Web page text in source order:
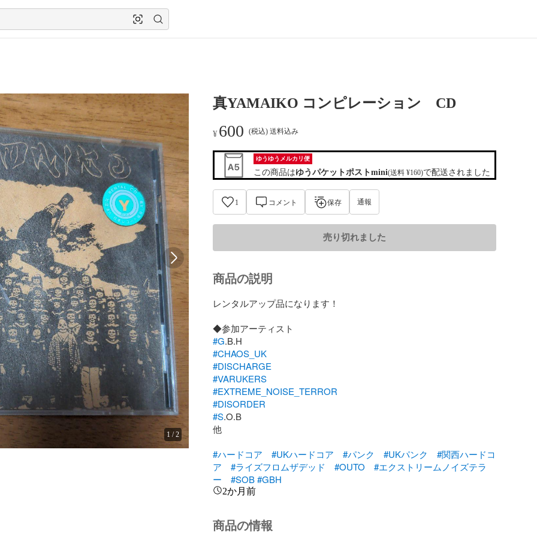
1/2
真YAMAIKO コンピレーション CD
¥ 600 (税込) 送料込み
ゆうゆうメルカリ便
この商品はゆうパケットポストmini(送料 ¥160)で配送されました
1 コメント 保存 通報
売り切れました
商品の説明
レンタルアップ品になります！
#G
#CHAOS_UK
#DISCHARGE
#VARUKERS
#EXTREME_NOISE_TERROR
#DISORDER
#S.O.B
他
#ハードコア
#UKハードコア #パンク #UKパンク
#関西ハードコ
ア
#ライズフロムザデッド #OUTO
#エクストリームノイズテラ
ー
#SOB #GBH
2か月前
商品の情報